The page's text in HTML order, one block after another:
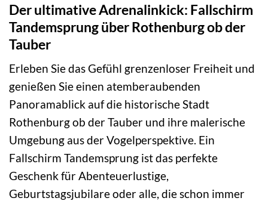
Der ultimative Adrenalinkick: Fallschirm
Tandemsprung über Rothenburg ob der
Tauber
Erleben Sie das Gefühl grenzenloser Freiheit und
genießen Sie einen atemberaubenden
Panoramablick auf die historische Stadt
Rothenburg ob der Tauber und ihre malerische
Umgebung aus der Vogelperspektive. Ein
Fallschirm Tandemsprung ist das perfekte
Geschenk für Abenteuerlustige,
Geburtstagsjubilare oder alle, die schon immer